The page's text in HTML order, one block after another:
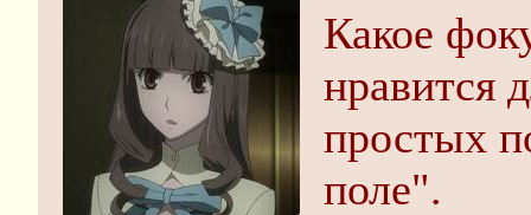
Какое
нравится
простых
поле".